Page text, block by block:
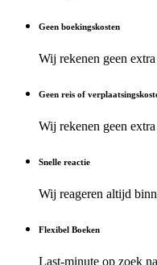
Geen boekingskosten
Wij rekenen geen
Geen reis of
Wij rekenen geen
Snelle reactie
Wij reageren altijd
Flexibel Boeken
Last-minute op zoek